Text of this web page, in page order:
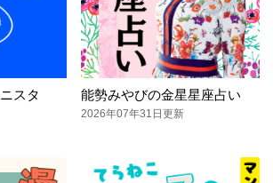
スタ
能勢みやびの金星星座占い
2026年07年31日更新